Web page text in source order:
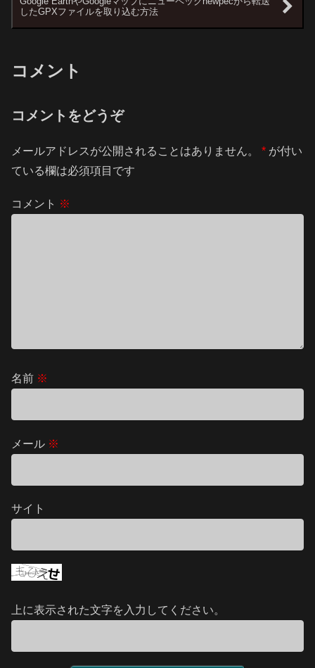
したGPXファイルを取り込む方法
コメント
コメントをどうぞ
メールアドレスが公開されることはありません。 * が付い
ている欄は必須項目です
コメント ※
名前 ※
メール ※
サイト
上に表示された文字を入力してください。